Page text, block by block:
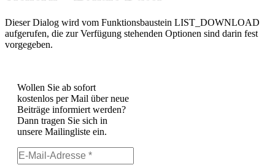
Dieser Dialog wird vom Funktionsbaustein LIST_DOWNLOAD
aufgerufen, die zur Verfügung stehenden Optionen sind darin fest
vorgegeben.
Wollen Sie ab sofort
kostenlos per Mail über neue
Beiträge informiert werden?
Dann tragen Sie sich in
unsere Mailingliste ein.